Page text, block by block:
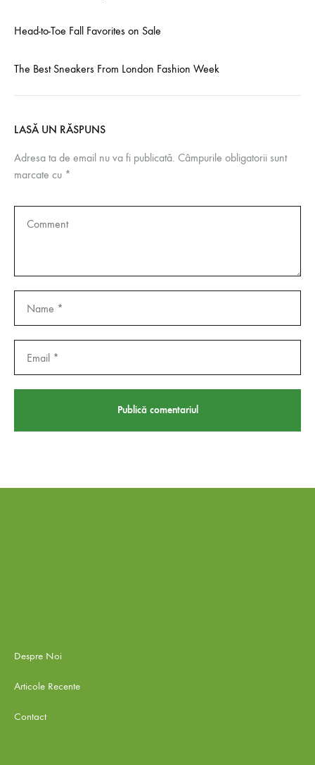
Head-to-Toe Fall Favorites on Sale
The Best Sneakers From London Fashion Week
LASĂ UN RĂSPUNS
Adresa ta de email nu va fi publicată. Câmpurile obligatorii sunt
marcate cu *
Despre Noi
Articole Recente
Contact